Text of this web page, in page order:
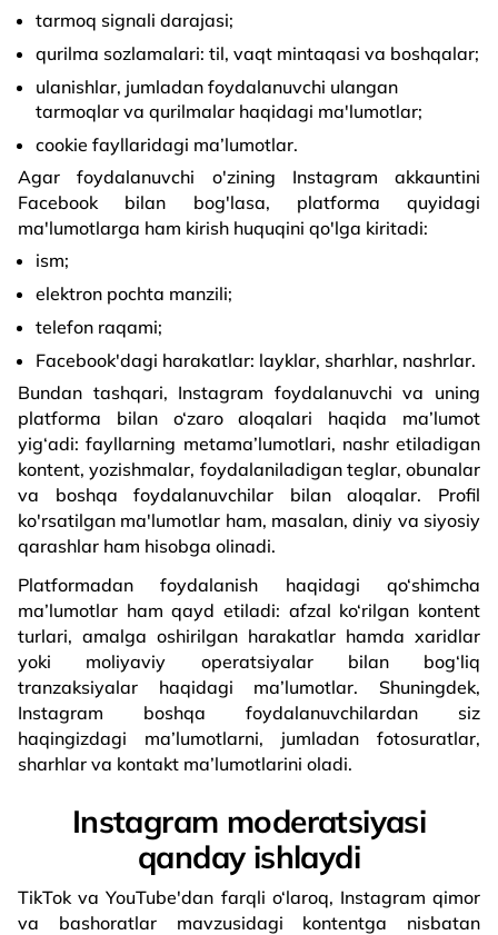
tarmoq signali darajasi;
qurilma sozlamalari: til, vaqt mintaqasi va boshqalar;
ulanishlar, jumladan foydalanuvchi ulangan
tarmoqlar va qurilmalar haqidagi ma'lumotlar;
cookie fayllaridagi ma’lumotlar.
Agar foydalanuvchi o'zining Instagram akkauntini
Facebook bilan bog'lasa, platforma quyidagi
ma'lumotlarga ham kirish huquqini qo'lga kiritadi:
ism;
elektron pochta manzili;
telefon raqami;
Facebook'dagi harakatlar: layklar, sharhlar, nashrlar.
Bundan tashqari, Instagram foydalanuvchi va uning
platforma bilan o‘zaro aloqalari haqida ma’lumot
yig‘adi: fayllarning metama’lumotlari, nashr etiladigan
kontent, yozishmalar, foydalaniladigan teglar, obunalar
va boshqa foydalanuvchilar bilan aloqalar. Profil
ko'rsatilgan ma'lumotlar ham, masalan, diniy va siyosiy
qarashlar ham hisobga olinadi.
Platformadan foydalanish haqidagi qo‘shimcha
ma’lumotlar ham qayd etiladi: afzal ko‘rilgan kontent
turlari, amalga oshirilgan harakatlar hamda xaridlar
yoki moliyaviy operatsiyalar bilan bog‘liq
tranzaksiyalar haqidagi ma’lumotlar. Shuningdek,
Instagram boshqa foydalanuvchilardan siz
haqingizdagi ma’lumotlarni, jumladan fotosuratlar,
sharhlar va kontakt ma’lumotlarini oladi.
Instagram moderatsiyasi
qanday ishlaydi
TikTok va YouTube'dan farqli o‘laroq, Instagram qimor
va bashoratlar mavzusidagi kontentga nisbatan